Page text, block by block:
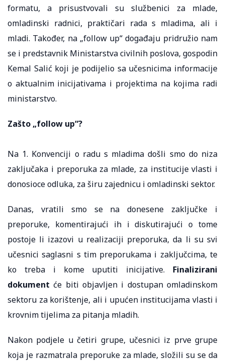
formatu, a prisustvovali su službenici za mlade,
omladinski radnici, praktičari rada s mladima, ali i
mladi. Također, na „follow up“ događaju pridružio nam
se i predstavnik Ministarstva civilnih poslova, gospodin
Kemal Salić koji je podijelio sa učesnicima informacije
o aktualnim inicijativama i projektima na kojima radi
ministarstvo.
Zašto „follow up“?
Na 1. Konvenciji o radu s mladima došli smo do niza
zaključaka i preporuka za mlade, za institucije vlasti i
donosioce odluka, za širu zajednicu i omladinski sektor.
Danas, vratili smo se na donesene zaključke i
preporuke, komentirajući ih i diskutirajući o tome
postoje li izazovi u realizaciji preporuka, da li su svi
učesnici saglasni s tim preporukama i zaključcima, te
ko treba i kome uputiti inicijative. Finalizirani
dokument će biti objavljen i dostupan omladinskom
sektoru za korištenje, ali i upućen institucijama vlasti i
krovnim tijelima za pitanja mladih.
Nakon podjele u četiri grupe, učesnici iz prve grupe
koja je razmatrala preporuke za mlade, složili su se da